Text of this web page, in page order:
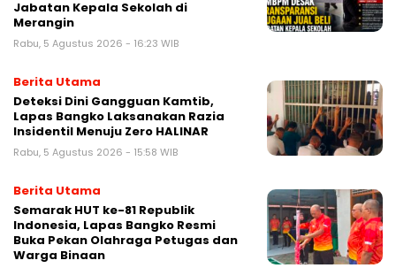
Jabatan Kepala Sekolah di
Merangin
Rabu, 5 Agustus 2026 - 16:23 WIB
Berita Utama
Deteksi Dini Gangguan Kamtib,
Lapas Bangko Laksanakan Razia
Insidentil Menuju Zero HALINAR
Rabu, 5 Agustus 2026 - 15:58 WIB
Berita Utama
Semarak HUT ke-81 Republik
Indonesia, Lapas Bangko Resmi
Buka Pekan Olahraga Petugas dan
Warga Binaan